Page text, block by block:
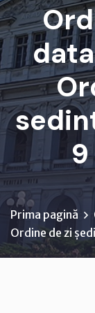
Prima pagină
Ordine de zi